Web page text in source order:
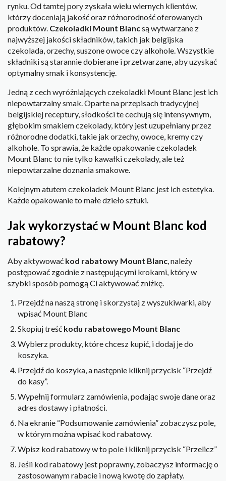
rynku. Od tamtej pory zyskała wielu wiernych klientów,
którzy doceniają jakość oraz różnorodność oferowanych
produktów. Czekoladki Mount Blancsą wytwarzane z
najwyższej jakości składników, takich jak belgijska
czekolada, orzechy, suszone owoce czy alkohole. Wszystkie
składniki są starannie dobierane i przetwarzane, aby uzyskać
optymalny smak i konsystencję.
Jedną z cech wyróżniających czekoladki Mount Blanc jest ich
niepowtarzalny smak. Oparte na przepisach tradycyjnej
belgijskiej receptury, słodkości te cechują się intensywnym,
głębokim smakiem czekolady, który jest uzupełniany przez
różnorodne dodatki, takie jak orzechy, owoce, kremy czy
alkohole. To sprawia, że każde opakowanie czekoladek
Mount Blanc to nie tylko kawałki czekolady, ale też
niepowtarzalne doznania smakowe.
Kolejnym atutem czekoladek Mount Blanc jest ich estetyka.
Każde opakowanie to małe dzieło sztuki.
Jak wykorzystać w Mount Blanc kod
rabatowy?
Aby aktywować kod rabatowy Mount Blanc, należy
postępować zgodnie z następującymi krokami, który w
szybki sposób pomogą Ci aktywować zniżkę.
Przejdź na naszą stronę i skorzystaj z wyszukiwarki, aby
wpisać Mount Blanc
Skopiuj treść kodu rabatowego Mount Blanc
Wybierz produkty, które chcesz kupić, i dodaj je do
koszyka.
Przejdź do koszyka, a następnie kliknij przycisk “Przejdź
do kasy”.
Wypełnij formularz zamówienia, podając swoje dane oraz
adres dostawy i płatności.
Na ekranie “Podsumowanie zamówienia” zobaczysz pole,
w którym można wpisać kod rabatowy.
Wpisz kod rabatowy w to pole i kliknij przycisk “Przelicz”
Jeśli kod rabatowy jest poprawny, zobaczysz informację o
zastosowanym rabacie i nową kwotę do zapłaty.